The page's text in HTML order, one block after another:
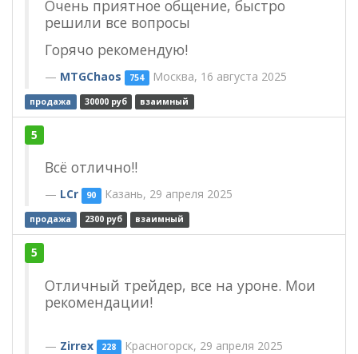
Очень приятное общение, быстро
решили все вопросы
Горячо рекомендую!
MTGChaos 754 Москва, 16 августа 2025
продажа 30000 руб взаимный
5
Всё отлично!!
LCr 90 Казань, 29 апреля 2025
продажа 2300 руб взаимный
5
Отличный трейдер, все на уроне. Мои
рекомендации!
Zirrex 228 Красногорск, 29 апреля 2025